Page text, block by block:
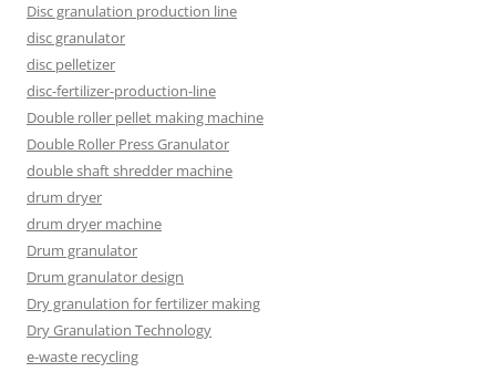
Disc granulation production line
disc granulator
disc pelletizer
disc-fertilizer-production-line
Double roller pellet making machine
Double Roller Press Granulator
double shaft shredder machine
drum dryer
drum dryer machine
Drum granulator
Drum granulator design
Dry granulation for fertilizer making
Dry Granulation Technology
e-waste recycling